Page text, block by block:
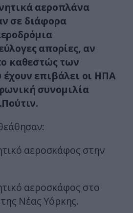
αεροπλάνα
σε διάφορα
απορίες, αν
καθεστώς των
επιβάλει οι ΗΠΑ
συνομιλία
αεροσκάφος στην
αεροσκάφος στο
Νέας Υόρκης.